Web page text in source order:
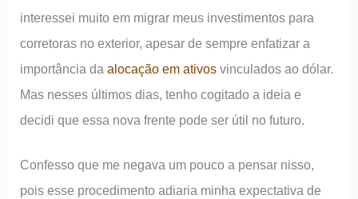
interessei muito em migrar meus investimentos para
corretoras no exterior, apesar de sempre enfatizar a
importância daalocação em ativos vinculados ao dólar.
Mas nesses últimos dias, tenho cogitado a ideia e
decidi que essa nova frente pode ser útil no futuro.
Confesso que me negava um pouco a pensar nisso,
pois esse procedimento adiaria minha expectativa de